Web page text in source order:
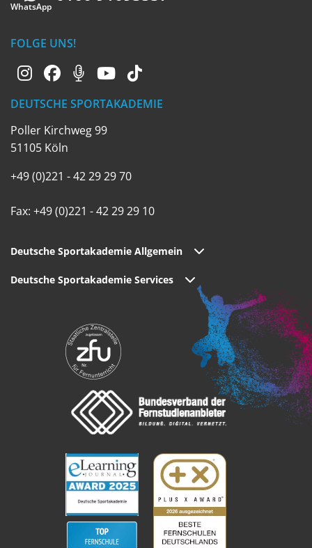
WhatsApp
FOLGE UNS!
DEUTSCHE SPORTAKADEMIE
Poller Kirchweg 99
51105 Köln
+49 (0)221 - 42 29 29 70
Fax: +49 (0)221 - 42 29 29 10
Deutsche Sportakademie Allgemein
Deutsche Sportakademie Services